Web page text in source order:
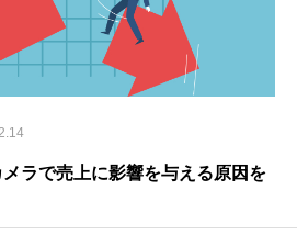
ラで売上に影響を与える原因を